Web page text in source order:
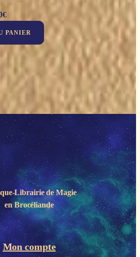
€
PANIER
Librairie deMagie
en Brocéliande
Mon compte